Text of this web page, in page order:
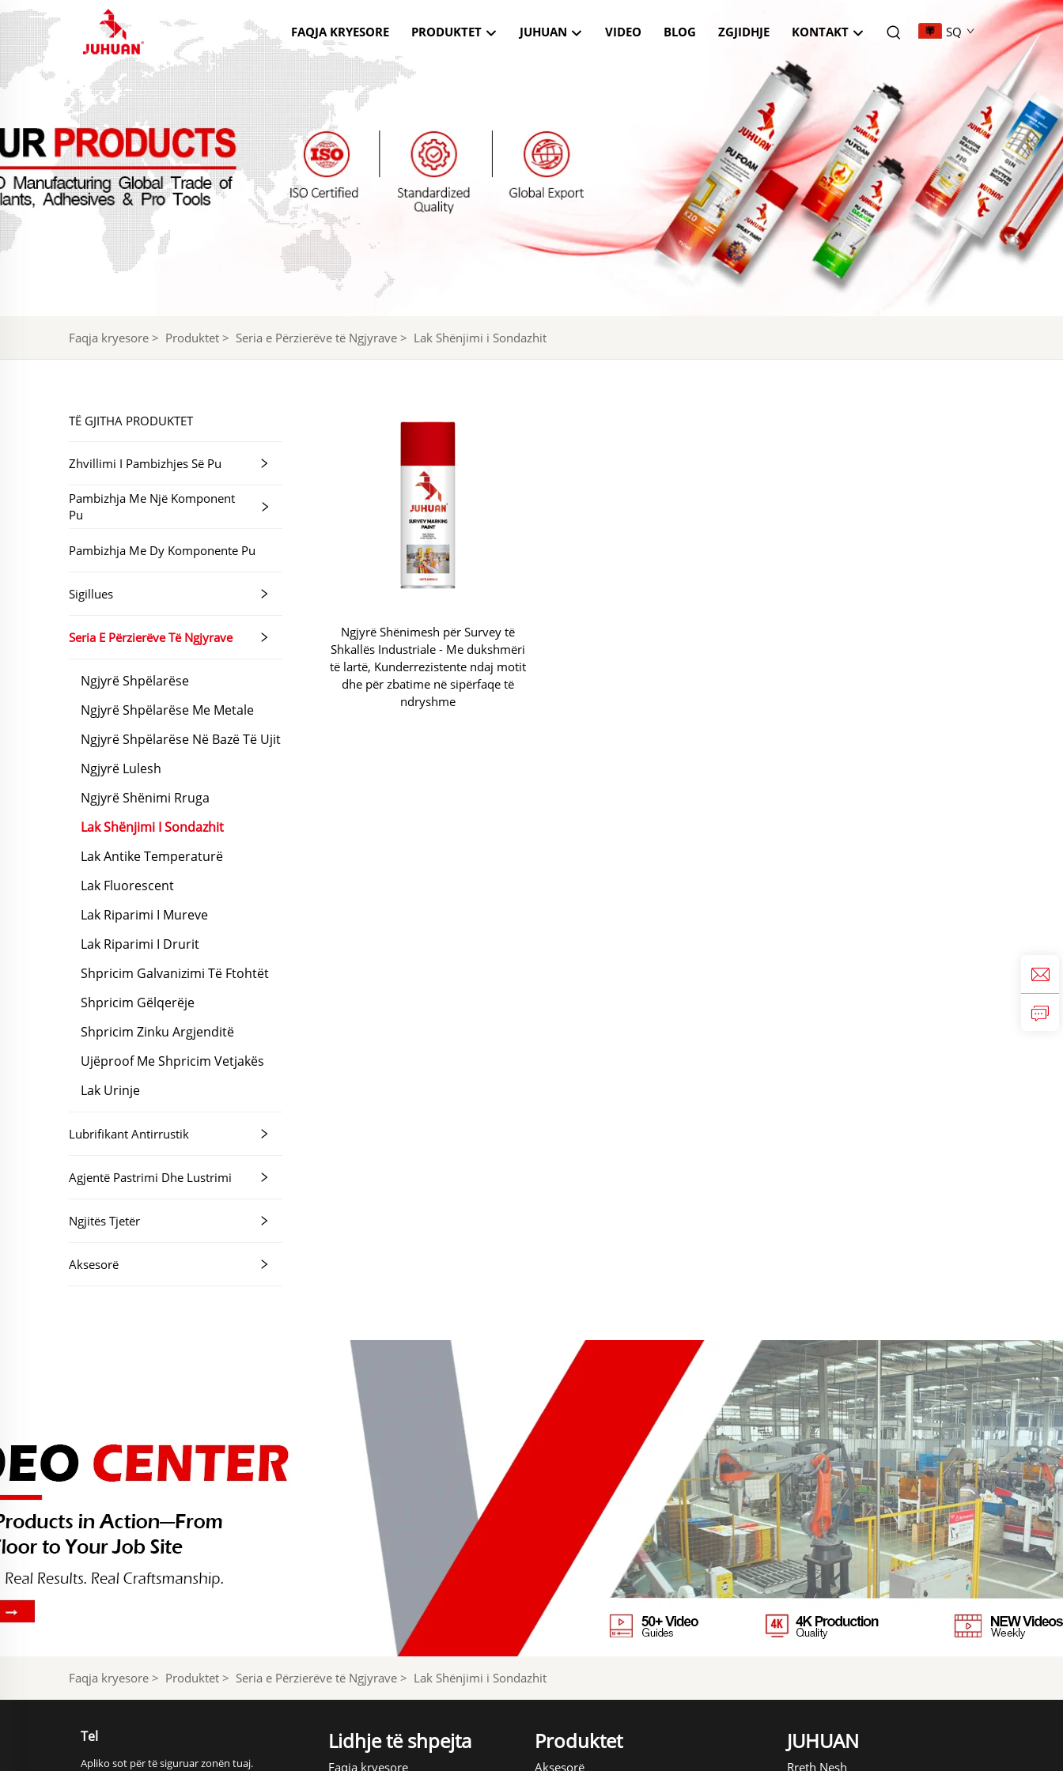
FAQJA KRYESORE PRODUKTET JUHUAN VIDEO BLOG ZGJIDHJE KONTAKT SQ
Faqja kryesore > Produktet > Seria e Përzierëve të Ngjyrave > Lak Shënjimi i Sondazhit
TË GJITHA PRODUKTET
Zhvillimi I Pambizhjes Së Pu
Pambizhja Me Një Komponent
Pu
Pambizhja Me Dy Komponente Pu
Sigillues
Seria E Përzierëve Të Ngjyrave
Ngjyrë Shpëlarëse
Ngjyrë Shpëlarëse Me Metale
Ngjyrë Shpëlarëse Në Bazë Të Ujit
Ngjyrë Lulesh
Ngjyrë Shënimi Rruga
Lak Shënjimi I Sondazhit
Lak Antike Temperaturë
Lak Fluorescent
Lak Riparimi I Mureve
Lak Riparimi I Drurit
Shpricim Galvanizimi Të Ftohtët
Shpricim Gëlqerëje
Shpricim Zinku Argjenditë
Ujëproof Me Shpricim Vetjakës
Lak Urinje
Lubrifikant Antirrustik
Agjentë Pastrimi Dhe Lustrimi
Ngjitës Tjetër
Aksesorë
Ngjyrë Shënimesh për Survey të
Shkallës Industriale - Me dukshmëri
të lartë, Kunderrezistente ndaj motit
dhe për zbatime në sipërfaqe të
ndryshme
Faqja kryesore > Produktet > Seria e Përzierëve të Ngjyrave > Lak Shënjimi i Sondazhit
Tel
Apliko sot për të siguruar zonën tuaj.
Lidhje të shpejta
Faqja kryesore
Produktet
Aksesorë
JUHUAN
Rreth Nesh